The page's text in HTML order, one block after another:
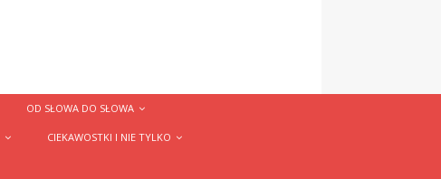
OD SŁOWA DO SŁOWA
CIEKAWOSTKI I NIE TYLKO